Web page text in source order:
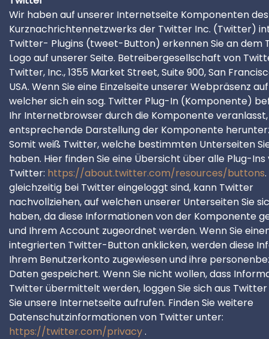
Wir haben auf unserer Internetseite Komponenten des
Kurznachrichtennetzwerks der Twitter Inc. (Twitter)
Twitter- Plugins (tweet-Button) erkennen Sie an dem
Logo auf unserer Seite. Betreibergesellschaft von
Twitter, Inc., 1355 Market Street, Suite 900, San
USA. Wenn Sie eine Einzelseite unserer Webpräsenz
welcher sich ein sog. Twitter Plug-In (Komponente)
Ihr Internetbrowser durch die Komponente
entsprechende Darstellung der Komponente
Somit weiß Twitter, welche bestimmten Unterseiten
haben. Hier finden Sie eine Übersicht über alle Plug-Ins
Twitter: https://about.twitter.com/resources/buttons
gleichzeitig bei Twitter eingeloggt sind, kann Twitter
nachvollziehen, auf welchen unserer Unterseiten Sie
haben, da diese Informationen von der Komponente
und Ihrem Account zugeordnet werden. Wenn Sie
integrierten Twitter-Button anklicken, werden diese
Ihrem Benutzerkonto zugewiesen und ihre
Daten gespeichert. Wenn Sie nicht wollen, dass
Twitter übermittelt werden, loggen Sie sich aus Twitter
Sie unsere Internetseite aufrufen. Finden Sie weitere
Datenschutzinformationen von Twitter unter:
https://twitter.com/privacy.